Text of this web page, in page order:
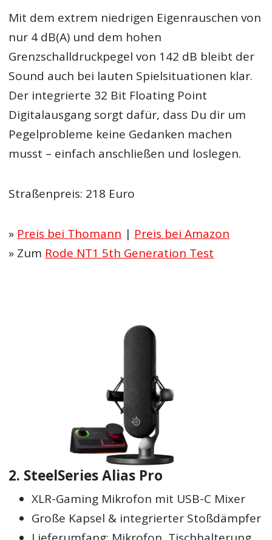
Mit dem extrem niedrigen Eigenrauschen von
nur 4 dB(A) und dem hohen
Grenzschalldruckpegel von 142 dB bleibt der
Sound auch bei lauten Spielsituationen klar.
Der integrierte 32 Bit Floating Point
Digitalausgang sorgt dafür, dass Du dir um
Pegelprobleme keine Gedanken machen
musst – einfach anschließen und loslegen.
Straßenpreis: 218 Euro
» Preis bei Thomann | Preis bei Amazon
» Zum Rode NT1 5th Generation Test
2. SteelSeries Alias Pro
XLR-Gaming Mikrofon mit USB-C Mixer
Große Kapsel & integrierter Stoßdämpfer